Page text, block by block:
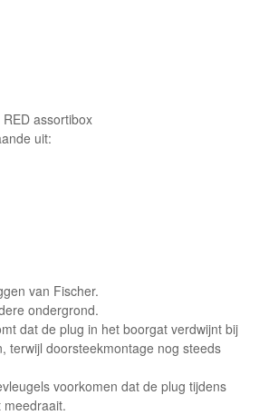
assortibox
uit:
van Fischer.
ondergrond.
dat de plug in het boorgat verdwijnt bij
terwijl doorsteekmontage nog steeds
voorkomen dat de plug tijdens